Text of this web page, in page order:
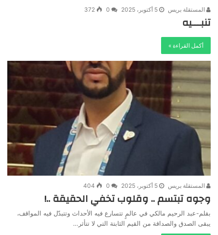
المستقلة بريس 5 أكتوبر، 2025 0
372
تنبـــيه
أكمل القراءة »
المستقلة بريس 5 أكتوبر، 2025 0
404
وجوه تبتسم .. وقلوب تخفي الحقيقة ..!
بقلم-عبد الرحيم مالكي في عالمٍ تتسارع فيه الأحداث وتتبدّل فيه المواقف،
يبقى الصدق والصداقة من القيم الثابتة التي لا تتأثر…